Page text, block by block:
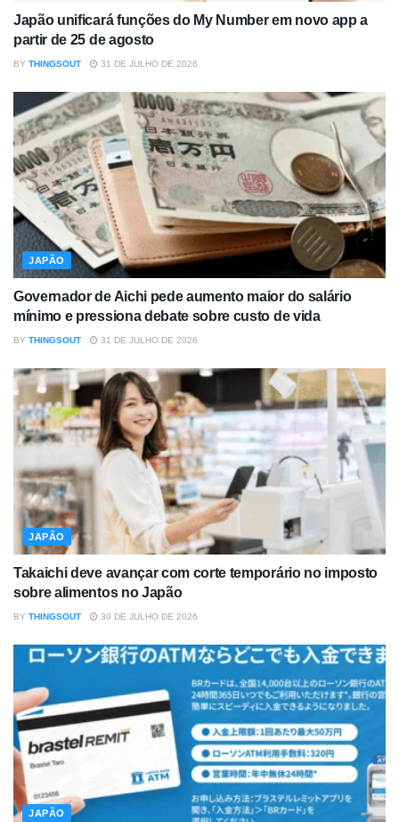
Japão unificará funções do My Number em novo app a
partir de 25 de agosto
BY THINGSOUT 31 DE JULHO DE 2026
JAPÃO
Governador de Aichi pede aumento maior do salário
mínimo e pressiona debate sobre custo de vida
BY THINGSOUT 31 DE JULHO DE 2026
JAPÃO
Takaichi deve avançar com corte temporário no imposto
sobre alimentos no Japão
BY THINGSOUT 30 DE JULHO DE 2026
JAPÃO